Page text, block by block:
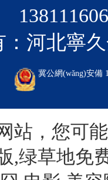
：河北
冀公網(wǎng)安備
站，您可
,绿草地免